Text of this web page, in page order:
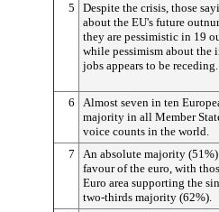
5
Despite the crisis, those
about the EU's future
they are pessimistic in 19
while pessimism about the
jobs appears to be receding.
6
Almost seven in ten
majority in all Member
voice counts in the world.
7
An absolute majority
favour of the euro, with
Euro area supporting the
two-thirds majority (62%).